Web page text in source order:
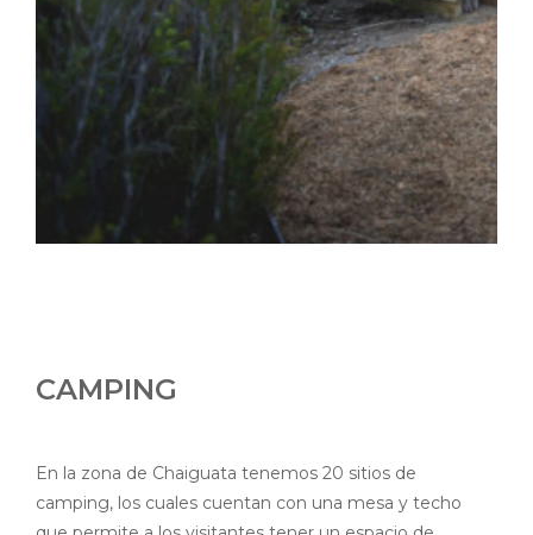
CAMPING
En la zona de Chaiguata tenemos 20 sitios de
camping, los cuales cuentan con una mesa y techo